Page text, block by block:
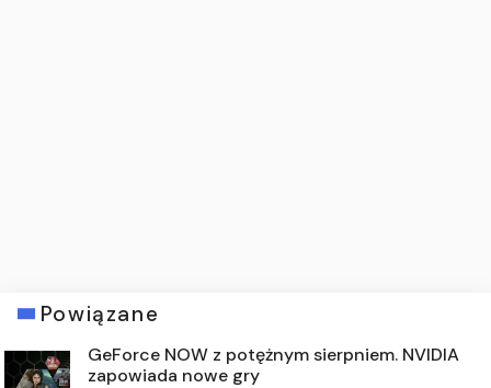
Powiązane
GeForce NOW z potężnym sierpniem. NVIDIA
zapowiada nowe gry